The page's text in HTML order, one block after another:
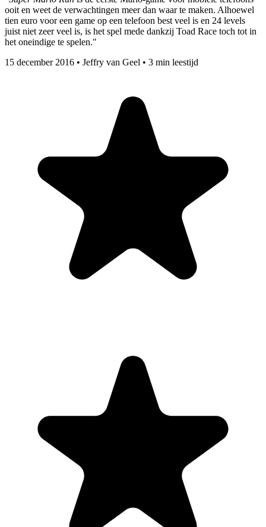
ooit en weet de verwachtingen meer dan waar te maken. Alhoewel
tien euro voor een game op een telefoon best veel is en 24 levels
juist niet zeer veel is, is het spel mede dankzij Toad Race toch tot in
het oneindige te spelen."
15 december 2016 • Jeffry van Geel • 3 min leestijd